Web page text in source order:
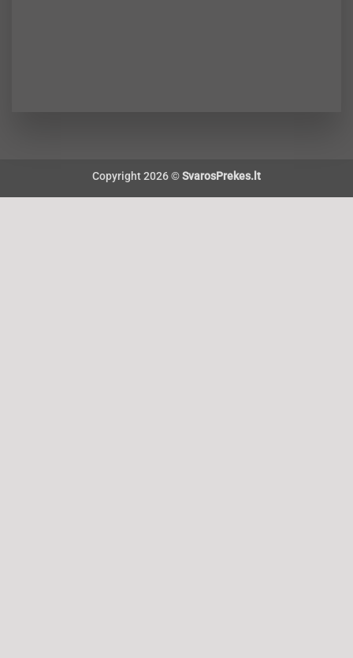
Copyright 2026 ©SvarosPrekes.lt